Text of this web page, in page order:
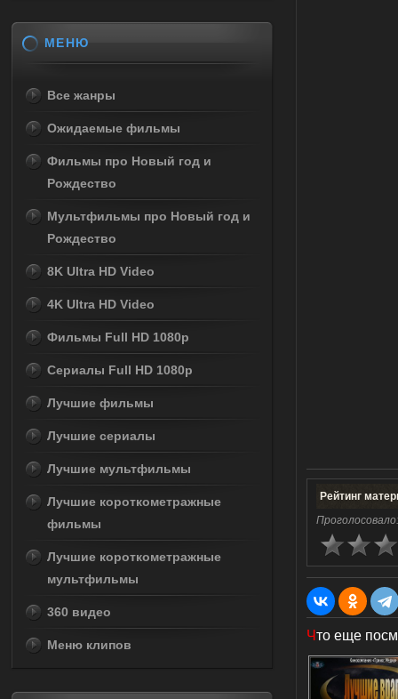
Рейтинг
Что еще
МЕНЮ
Все жанры
Ожидаемые фильмы
Фильмы про Новый год и
Рождество
Мультфильмы про Новый год и
Рождество
8K Ultra HD Video
4K Ultra HD Video
Фильмы Full HD 1080p
Сериалы Full HD 1080p
Лучшие фильмы
Лучшие сериалы
Лучшие мультфильмы
Лучшие короткометражные
фильмы
Лучшие короткометражные
мультфильмы
360 видео
Меню клипов